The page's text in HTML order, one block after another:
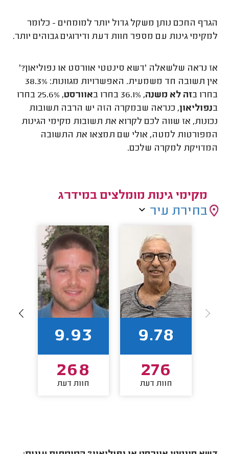
הגרף החכם נותן משקל גדול יותר למומחים - כלומר
למקימי גינות עם מספר חוות דעת ודירוגים גבוהים יותר.
אז נראה שלשאלה 'דשא סינטטי אוורסט או נפוליאון?'
אין תשובה חד משמעית. האפשרויות מגוונות: 38.3%
בחרו בזה לא משנה, 36.1% בחרו ב אוורסט
, 25.6% בחרו
בנפוליאון, כנראה שבמקרה הזה יש הרבה תשובות
נכונות, אז שווה לכם לקרוא את תשובות מקימי הגינות
המפורטות למטה, אולי שם תמצאו את התשובה
המדויקת למקרה שלכם.
מקימי גינות מומלצים במידרג
בחירת עיר
9.78
276
חוות דעת
9.93
268
חוות דעת